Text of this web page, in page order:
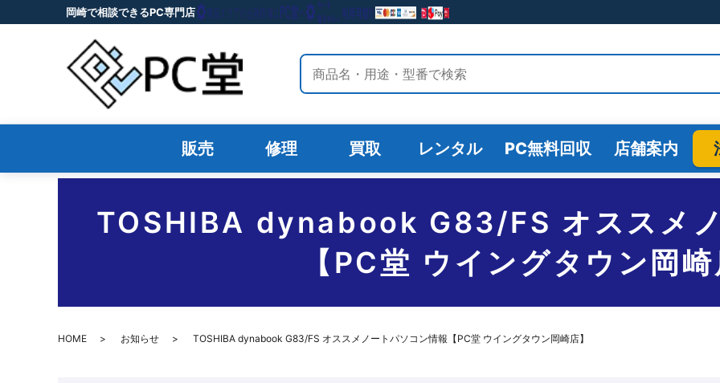
岡崎で相談できるPC専門店
サイト内検索
販売 修理 買取 レンタル PC無料回収 店舗案内
TOSHIBA dynabook G83/FS オススメ
【PC堂 ウイングタウン岡
HOME お知らせ TOSHIBA dynabook G83/FS オススメノートパソコン情報【PC堂 ウイングタウン岡崎店】